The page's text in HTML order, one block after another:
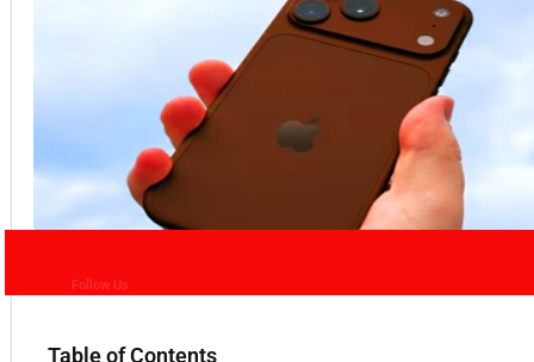
Follow Us
Table of Contents